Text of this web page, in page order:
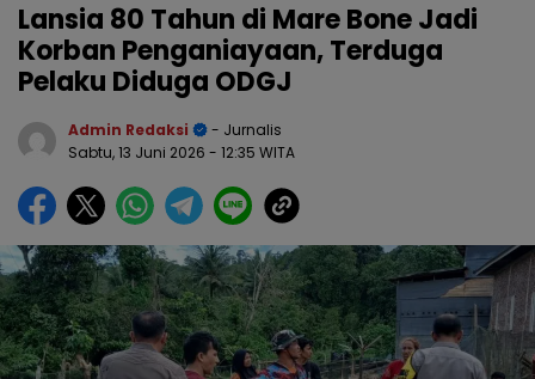
Lansia 80 Tahun di Mare Bone Jadi
Korban Penganiayaan, Terduga
Pelaku Diduga ODGJ
Admin Redaksi
- Jurnalis
Sabtu, 13 Juni 2026 - 12:35 WITA